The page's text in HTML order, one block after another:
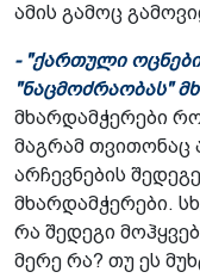
ამის გამოც
- "ქართული
"ნაცმოძრაობას"
მხარდამჭერები
მაგრამ თვითონაც
არჩევნების
მხარდამჭერები.
რა შედეგი
მერე რა? თუ ეს